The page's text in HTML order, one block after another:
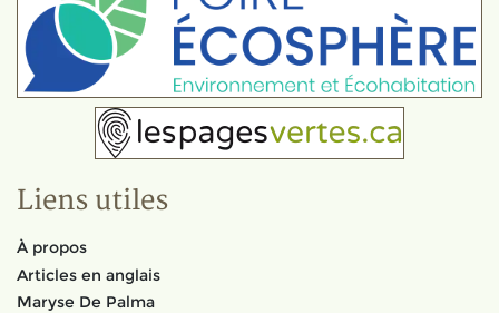
Liens utiles
À propos
Articles en anglais
Maryse De Palma